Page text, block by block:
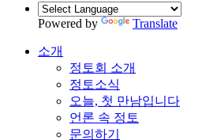
Powered by Translate
소개
정토회 소개
정토소식
오늘, 첫 만남입니다
언론 속 정토
문의하기